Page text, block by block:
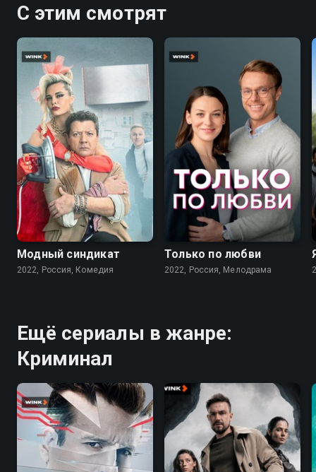
С этим смотрят
7.6
Модный синдикат
2022, Россия, Комедия
Только по любви
2022, Россия, Мелодрама
Ещё сериалы в жанре:
Криминал